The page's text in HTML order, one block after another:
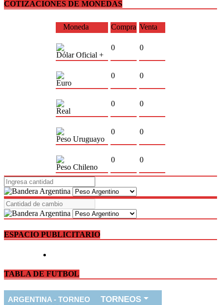
COTIZACIONES DE MONEDAS
Moneda Compra Venta
Dólar Oficial +
0 0
Euro
0 0
Real
0 0
Peso Uruguayo
0 0
Peso Chileno
0 0
ESPACIO PUBLICITARIO
TABLA DE FUTBOL